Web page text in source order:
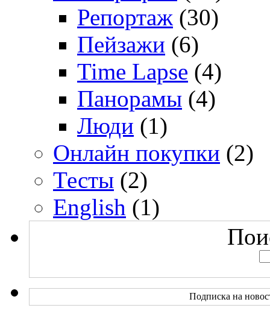
Репортаж (30)
Пейзажи (6)
Time Lapse (4)
Панорамы (4)
Люди (1)
Онлайн покупки (2)
Тесты (2)
English (1)
Подписка на